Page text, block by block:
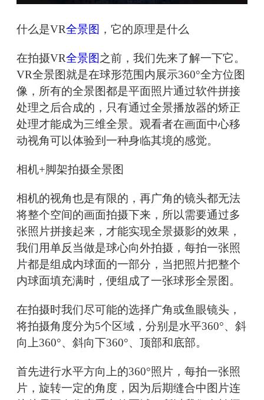
什么是VR全景图 ，它的原理是什么
在拍摄VR全景图 之前，我们先来了解一下它。
VR全景图就是在球形范围内展示360°全方位图
像，所有的全景图都是平面照片通过软件拼接
处理之后合成的，只有通过全景播放器的矫正
处理才能成为三维全景。观看者在画面中心移
动视角可以体验到一种身临其境的感觉。
相机+脚架拍摄全景图
相机的视角也是有限的，再广角的镜头都无法
将整个空间的画面拍摄下来，所以需要通过多
张照片拼接起来，才能实现全景摄影的效果，
我们用单反当做是球心向外拍摄，每拍一张照
片都是组成内球面的一部分，当把照片把整个
内球面填充满时，便组成了一张球形全景图。
在拍摄时我们尽可能的选择广角或鱼眼镜头，
将拍摄角度分为5个区域，分别是水平360°、斜
向上360°、斜向下360°、顶部和底部。
首先进行水平方向上的360°照片，每拍一张照
片，旋转一定的角度，因为后期缝合中图片连